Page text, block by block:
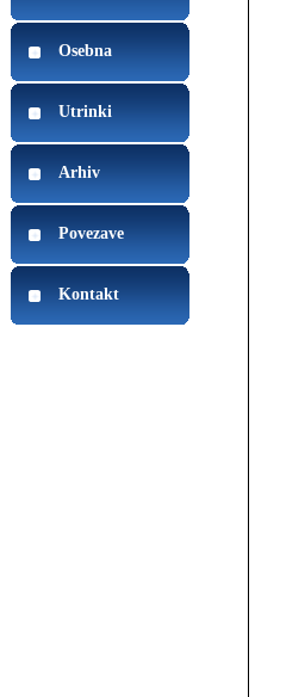
Osebna
Utrinki
Arhiv
Povezave
Kontakt